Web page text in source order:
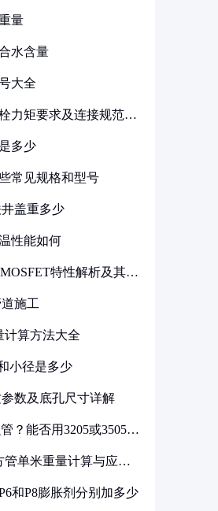
量
水含量
大全
力矩要求及连接规范详
多少
常见规格和型号
盖重多少
性能如何
特性解析及其在
施工
计算方法大全
小径是多少
参数及底孔尺寸详解
？能否用3205或3505代
管单米重量计算与应用
和P8膨胀剂分别加多少